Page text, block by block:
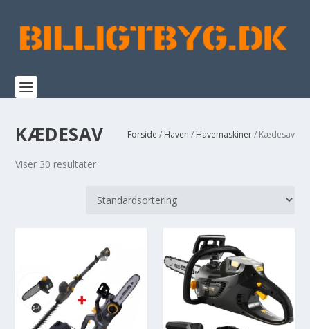
KÆDESAV Forside / Haven / Havemaskiner/ Kædesav
Viser 30 resultater